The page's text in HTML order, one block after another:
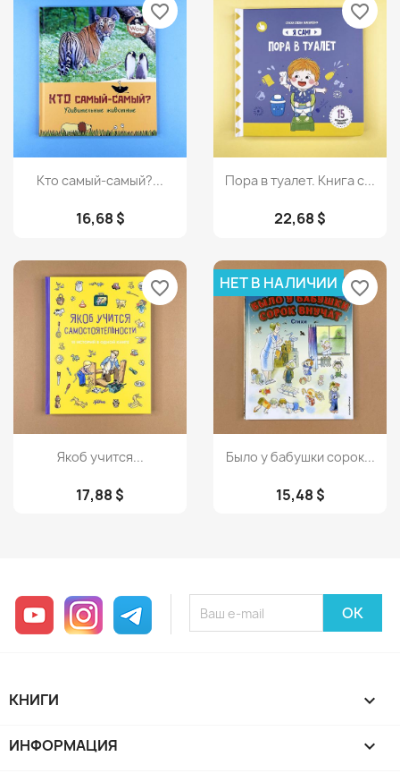
Просмотр
Кто самый-самый?...
16,68 $
favorite_border
Просмотр
Пора в туалет. Книга с...
22,68 $
favorite_border
Просмотр
Якоб учится...
17,88 $
favorite_border
Просмотр
Было у бабушки сорок...
15,48 $
НЕТ В НАЛИЧИИ favorite_border
YouTube InstagramTelegram
КНИГИ 
ИНФОРМАЦИЯ 